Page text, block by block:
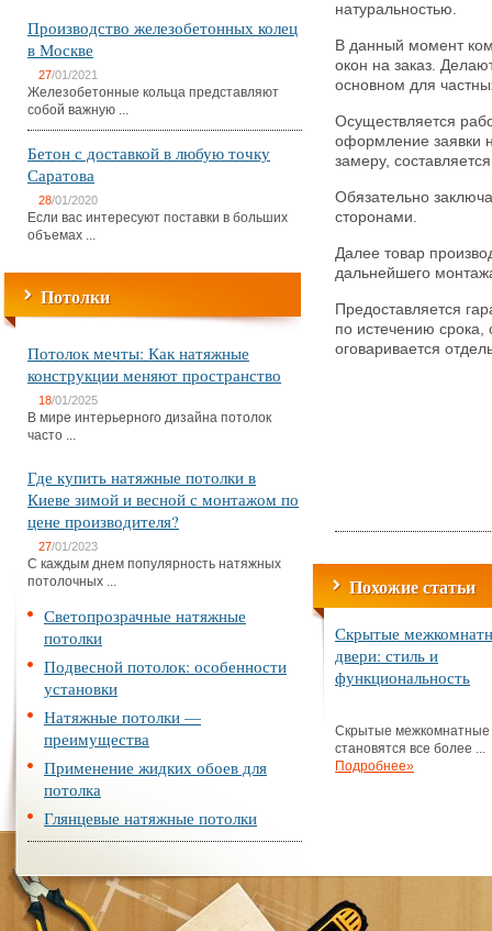
Производство железобетонных колец
в Москве
27/01/2021
Железобетонные кольца представляют
собой важную ...
Бетон с доставкой в любую точку
Саратова
28/01/2020
Если вас интересуют поставки в больших
объемах ...
Потолки
Потолок мечты: Как натяжные
конструкции меняют пространство
18/01/2025
В мире интерьерного дизайна потолок
часто ...
Где купить натяжные потолки в
Киеве зимой и весной с монтажом по
цене производителя?
27/01/2023
С каждым днем популярность натяжных
потолочных ...
Светопрозрачные натяжные
потолки
Подвесной потолок: особенности
установки
Натяжные потолки —
преимущества
Применение жидких обоев для
потолка
Глянцевые натяжные потолки
натуральностью.
В данный момент
окон на заказ.
основном для
Осуществляется
оформление заявки
замеру,
Обязательно
сторонами.
Далее товар
дальнейшего
Предоставляется
по истечению
оговаривается
Похожие статьи
Скрытые
двери: стиль и
функциональность
Скрытые межкомнатные
становятся все более ...
Подробнее»